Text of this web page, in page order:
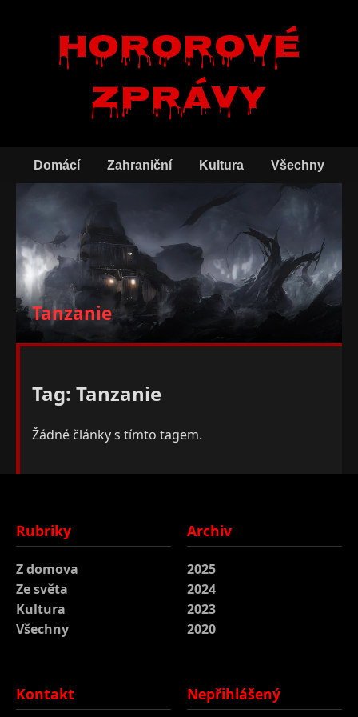
Hororové
zprávy
Domácí Zahraniční Kultura Všechny
Tanzanie
Tag: Tanzanie
Žádné články s tímto tagem.
Rubriky
Z domova
Ze světa
Kultura
Všechny
Archiv
2025
2024
2023
2020
Kontakt Nepřihlášený